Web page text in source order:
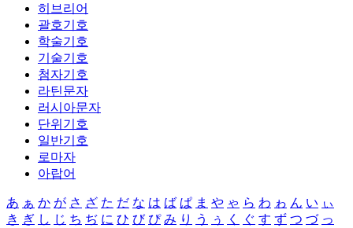
히브리어
괄호기호
학술기호
기술기호
첨자기호
라틴문자
러시아문자
단위기호
일반기호
로마자
아랍어
あ ぁ か が さ ざ た だ な は ば ぱ ま や ゃ ら わ ゎ ん い ぃ
き ぎ し じ ち ぢ に ひ び ぴ み り う ぅ く ぐ す ず つ づ っ